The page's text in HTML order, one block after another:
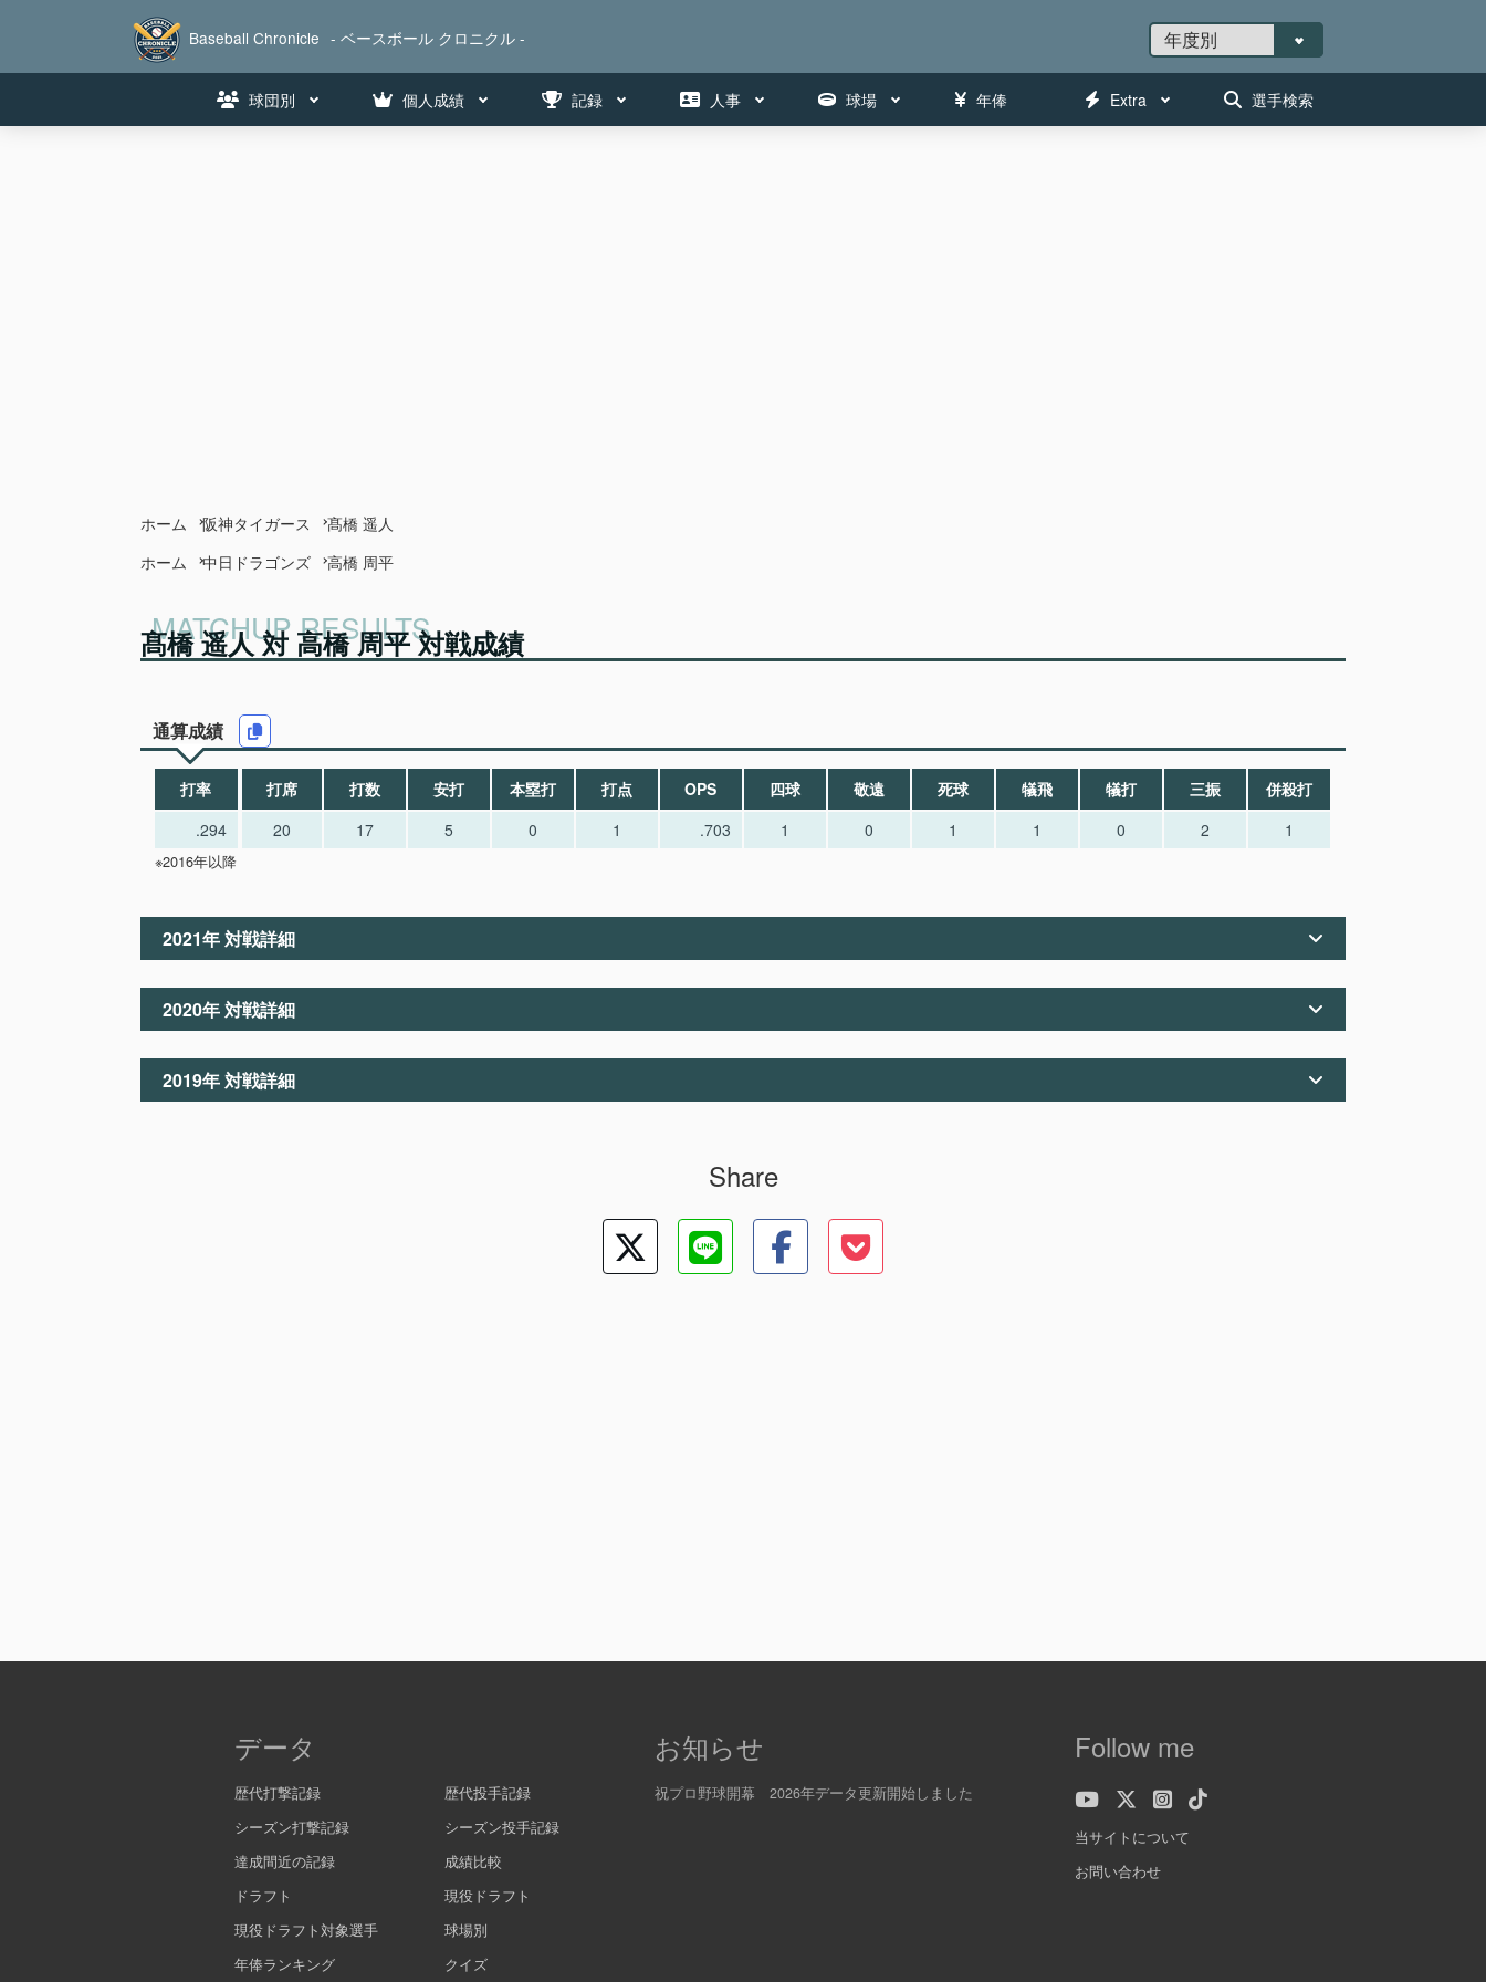
Baseball Chronicle - ベースボール クロニクル -
球団別 個人成績 記録 人事 球場 年俸 Extra 選手検索
ホーム 阪神タイガース
髙橋 遥人
ホーム
中日ドラゴンズ 高橋 周平
髙橋 遥人 対 高橋 周平 対戦成績
通算成績
打率 打席 打数 安打 本塁打 打点 OPS 四球 敬遠 死球 犠飛 犠打 三振
併殺打
.294
20 17 5 0 1 .703 1 0 1 1 0 2 1
※2016年以降
2021年 対戦詳細
2020年 対戦詳細
2019年 対戦詳細
Share
データ
歴代打撃記録
歴代投手記録
シーズン打撃記録
シーズン投手記録
達成間近の記録
成績比較
ドラフト
現役ドラフト
現役ドラフト対象選手
球場別
年俸ランキング
クイズ
お知らせ
祝プロ野球開幕 2026年データ更新開始しました
Follow me
当サイトについて
お問い合わせ